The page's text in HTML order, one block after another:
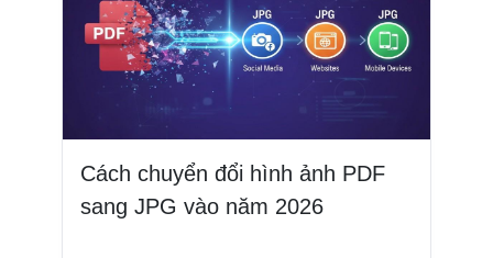
Cách chuyển đổi hình ảnh PDF
sang JPG vào năm 2026